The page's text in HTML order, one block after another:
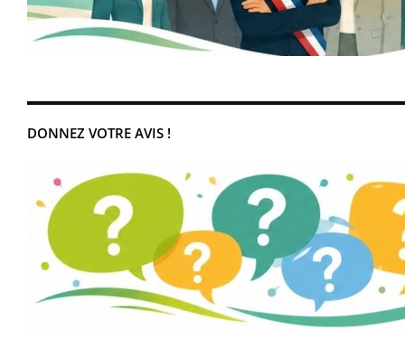
DONNEZ VOTRE AVIS !